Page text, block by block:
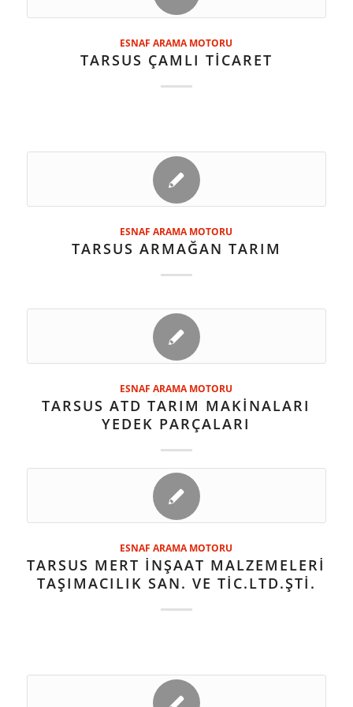
ESNAF ARAMA MOTORU
TARSUS ÇAMLI TİCARET
ESNAF ARAMA MOTORU
TARSUS ARMAĞAN TARIM
ESNAF ARAMA MOTORU
TARSUS ATD TARIM MAKİNALARI
YEDEK PARÇALARI
ESNAF ARAMA MOTORU
TARSUS MERT İNŞAAT MALZEMELERİ
TAŞIMACILIK SAN. VE TİC.LTD.ŞTİ.